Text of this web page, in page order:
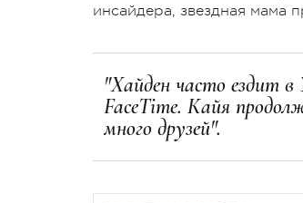
инсайдера, звездная мама
"Хайден часто ездит
FaceTime. Кайя
много друзей".